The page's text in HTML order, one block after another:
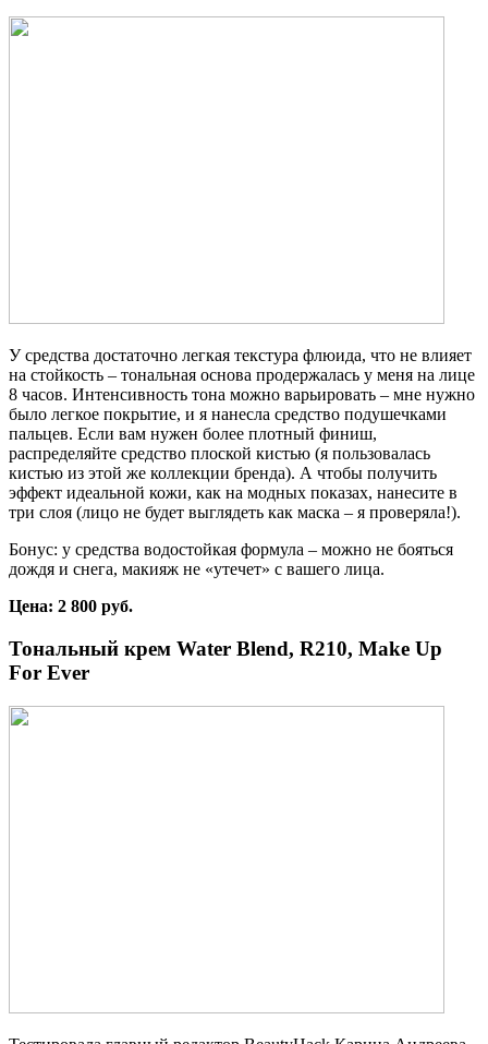
У средства достаточно легкая текстура флюида, что не влияет
на стойкость – тональная основа продержалась у меня на лице
8 часов. Интенсивность тона можно варьировать – мне нужно
было легкое покрытие, и я нанесла средство подушечками
пальцев. Если вам нужен более плотный финиш,
распределяйте средство плоской кистью (я пользовалась
кистью из этой же коллекции бренда). А чтобы получить
эффект идеальной кожи, как на модных показах, нанесите в
три слоя (лицо не будет выглядеть как маска – я проверяла!).
Бонус: у средства водостойкая формула – можно не бояться
дождя и снега, макияж не «утечет» с вашего лица.
Цена: 2 800 руб.
Тональный крем Water Blend, R210, Make Up
For Ever